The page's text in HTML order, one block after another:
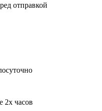
отправкой
2х часов